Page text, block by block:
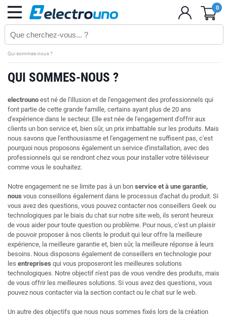
0
Qui sommes-nous ?
QUI SOMMES-NOUS ?
electrouno est né de l'illusion et de l'engagement des professionnels qui
font partie de cette grande famille, certains ayant plus de 20 ans
d'expérience dans le secteur. Elle est née de l'engagement d'offrir aux
clients un bon service et, bien sûr, un prix imbattable sur les produits. Mais
nous savons que l'enthousiasme et l'engagement ne suffisent pas, c'est
pourquoi nous proposons également un service d'installation, avec des
professionnels qui se rendront chez vous pour installer votre téléviseur
comme vous le souhaitez.
Notre engagement ne se limite pas à un bon service et à une garantie,
nous vous conseillons également dans le processus d'achat du produit. Si
vous avez des questions, vous pouvez contacter nos conseillers Geek ou
technologiques par le biais du chat sur notre site web, ils seront heureux
de vous aider pour toute question ou problème. Pour nous, c'est un plaisir
de pouvoir proposer à nos clients le produit qui leur offre la meilleure
expérience, la meilleure garantie et, bien sûr, la meilleure réponse à leurs
besoins. Nous disposons également de conseillers en technologie pour
les entreprises qui vous proposeront les meilleures solutions
technologiques. Notre objectif n'est pas de vous vendre des produits, mais
de vous offrir les meilleures solutions. Si vous avez des questions, vous
pouvez nous contacter via la section contact ou le chat sur le web.
Un autre des objectifs que nous nous sommes fixés lors de la création